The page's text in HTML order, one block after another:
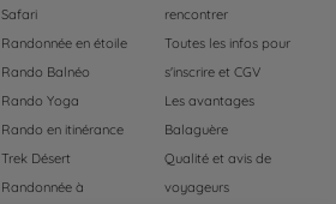
Safari
Randonnée en étoile
Rando Balnéo
Rando Yoga
Rando en itinérance
Trek Désert
Randonnée à
rencontrer
Toutes les infos pour
s'inscrire et CGV
Les avantages
Balaguère
Qualité et avis de
voyageurs